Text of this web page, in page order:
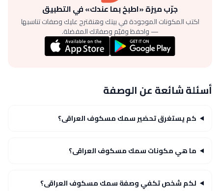
جرّب ميزة «اطبخ بما عندك» في التطبيق
اكتب المكونات الموجودة في بيتك وهنقترح عليك وصفات تناسبها
— واحفظ وقيّم وصفاتك المفضلة.
أسئلة شائعة عن الوصفة
كم يستغرق تحضير سمك مسكوف العراقى؟
ما هي مكونات سمك مسكوف العراقى؟
لكم شخص تكفي وصفة سمك مسكوف العراقى؟